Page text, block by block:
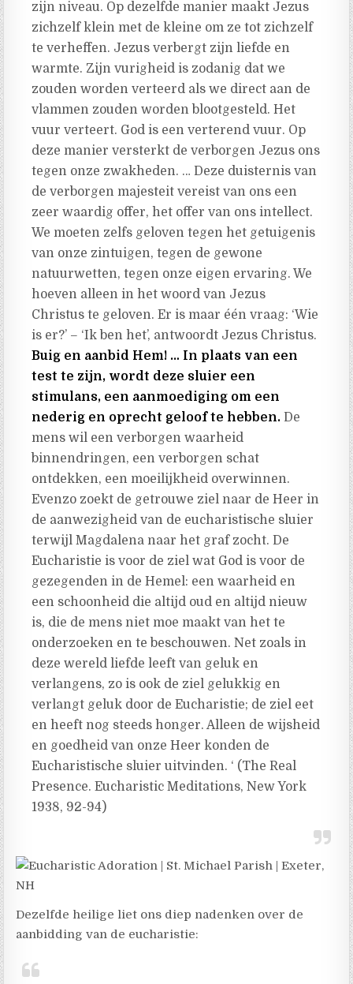
zijn niveau. Op dezelfde manier maakt Jezus
zichzelf klein met de kleine om ze tot zichzelf
te verheffen. Jezus verbergt zijn liefde en
warmte. Zijn vurigheid is zodanig dat we
zouden worden verteerd als we direct aan de
vlammen zouden worden blootgesteld. Het
vuur verteert. God is een verterend vuur. Op
deze manier versterkt de verborgen Jezus ons
tegen onze zwakheden. … Deze duisternis van
de verborgen majesteit vereist van ons een
zeer waardig offer, het offer van ons intellect.
We moeten zelfs geloven tegen het getuigenis
van onze zintuigen, tegen de gewone
natuurwetten, tegen onze eigen ervaring. We
hoeven alleen in het woord van Jezus
Christus te geloven. Er is maar één vraag: ‘Wie
is er?’ – ‘Ik ben het’, antwoordt Jezus Christus.
Buig en aanbid Hem! … In plaats van een
test te zijn, wordt deze sluier een
stimulans, een aanmoediging om een ​​
nederig en oprecht geloof te hebben. De
mens wil een verborgen waarheid
binnendringen, een verborgen schat
ontdekken, een moeilijkheid overwinnen.
Evenzo zoekt de getrouwe ziel naar de Heer in
de aanwezigheid van de eucharistische sluier
terwijl Magdalena naar het graf zocht. De
Eucharistie is voor de ziel wat God is voor de
gezegenden in de Hemel: een waarheid en
een schoonheid die altijd oud en altijd nieuw
is, die de mens niet moe maakt van het te
onderzoeken en te beschouwen. Net zoals in
deze wereld liefde leeft van geluk en
verlangens, zo is ook de ziel gelukkig en
verlangt geluk door de Eucharistie; de ziel eet
en heeft nog steeds honger. Alleen de wijsheid
en goedheid van onze Heer konden de
Eucharistische sluier uitvinden. ‘ (The Real
Presence. Eucharistic Meditations, New York
1938, 92-94)
Dezelfde heilige liet ons diep nadenken over de
aanbidding van de eucharistie: